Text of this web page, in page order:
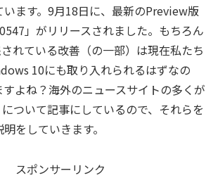
います。9月18日に、最新のPreview版
」がリリースされました。もちろん
れている改善（の一部）は現在私たち
10にも取り入れられるはずなの
よね？海外のニュースサイトの多くが
について記事にしているので、それらを
をしていきます。
スポンサーリンク